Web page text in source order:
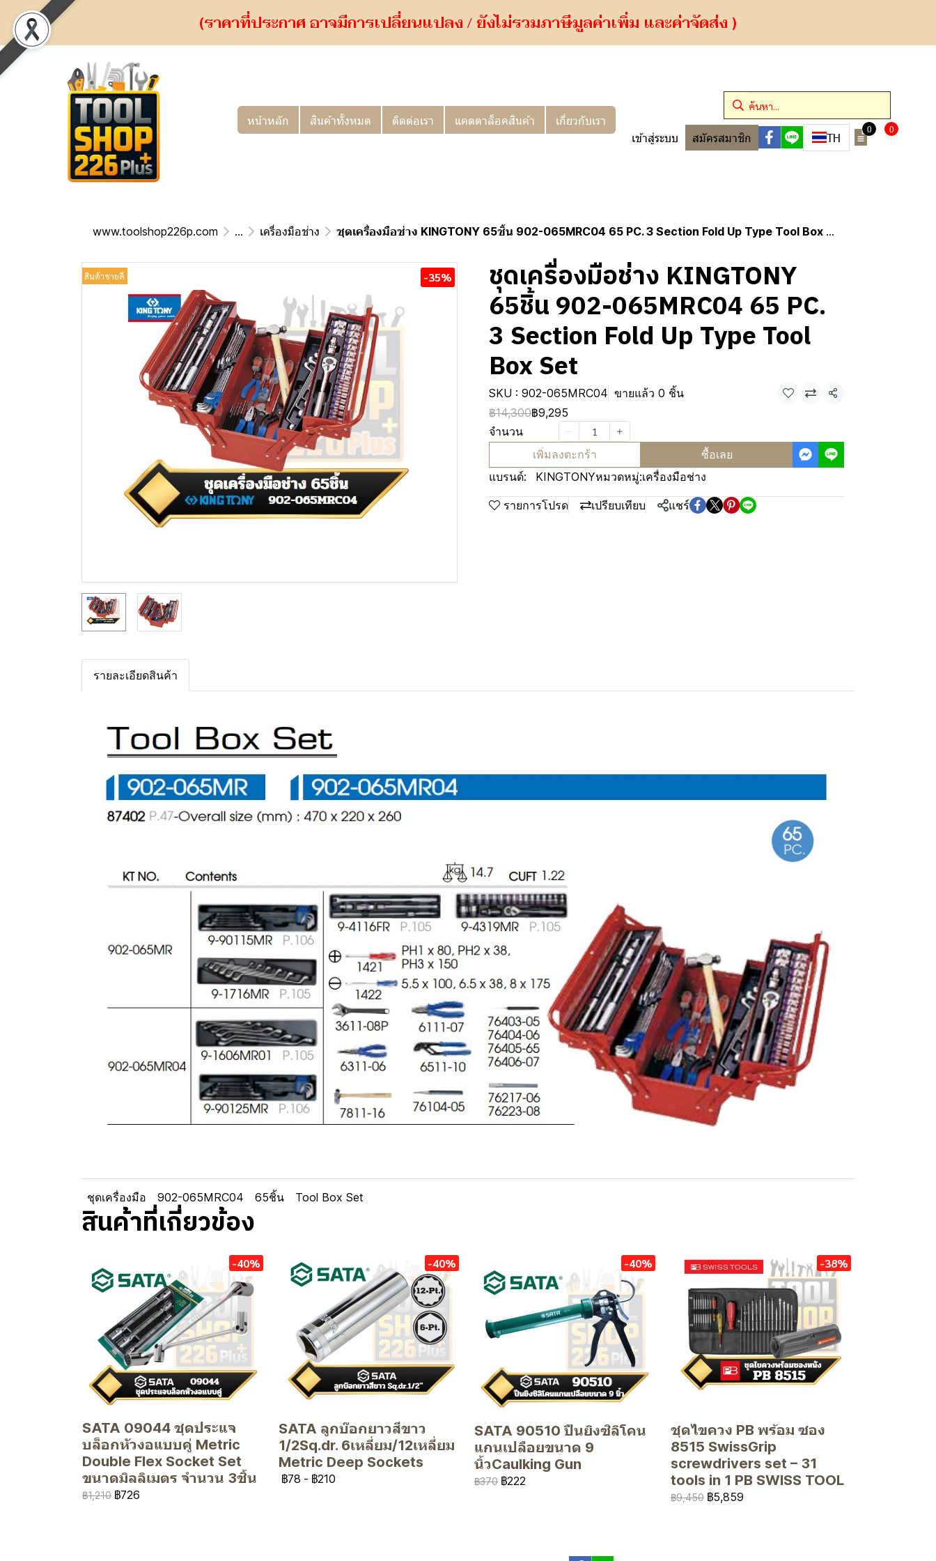
(ราคาที่ประกาศ อาจมีการเปลี่ยนแปลง / ยังไม่รวมภาษีมูลค่าเพิ่ม และค่าจัดส่ง )
หน้าหลัก สินค้าทั้งหมด ติดต่อเรา แคตตาล็อคสินค้า เกี่ยวกับเรา
เข้าสู่ระบบ สมัครสมาชิก TH
0 0
www.toolshop226p.com ... เครื่องมือช่าง ชุดเครื่องมือช่าง KINGTONY 65ชิ้น 902-065MRC04 65 PC. 3 Section Fold Up Type Tool Box Set
สินค้าขายดี -35% ชุดเครื่องมือช่าง KINGTONY
65ชิ้น 902-065MRC04 65 PC.
3 Section Fold Up Type Tool
Box Set
SKU : 902-065MRC04 ขายแล้ว 0 ชิ้น
แชร์
฿14,300฿9,295
จำนวน
เพิ่มลงตะกร้า
ซื้อเลย
แบรนด์:
KINGTONYหมวดหมู่:เครื่องมือช่าง
รายการโปรด เปรียบเทียบ แชร์
รายละเอียดสินค้า
ชุดเครื่องมือ 902-065MRC04 65ชิ้น Tool Box Set
สินค้าที่เกี่ยวข้อง
-40%
SATA 09044 ชุดประแจ
บล็อกหัวงอแบบคู่ Metric
Double Flex Socket Set
ขนาดมิลลิเมตร จำนวน 3ชิ้น
฿1,210 ฿726
-40%
SATA ลูกบ๊อกยาวสีขาว
1/2Sq.dr. 6เหลี่ยม/12เหลี่ยม
Metric Deep Sockets
฿78 - ฿210
-40%
SATA 90510 ปืนยิงซิลิโคน
แกนเปลือยขนาด 9
นิ้วCaulking Gun
฿370 ฿222
-38%
ชุดไขควง PB พร้อม ซอง
8515 SwissGrip
screwdrivers set – 31
tools in 1 PB SWISS TOOL
฿9,450 ฿5,859